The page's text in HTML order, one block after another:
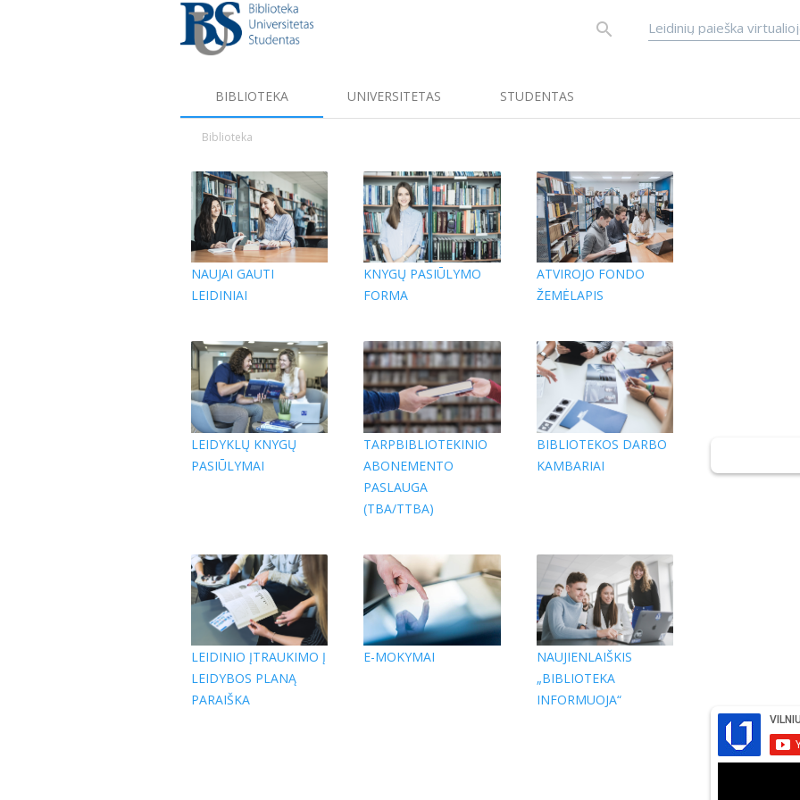
search Leidinių paieška
BIBLIOTEKA UNIVERSITETAS STUDENTAS
Biblioteka
NAUJAI GAUTI
LEIDINIAI
KNYGŲ PASIŪLYMO
FORMA
ATVIROJO FONDO
ŽEMĖLAPIS
LEIDYKLŲ KNYGŲ
PASIŪLYMAI
TARPBIBLIOTEKINIO
ABONEMENTO
PASLAUGA
(TBA/TTBA)
BIBLIOTEKOS DARBO
KAMBARIAI
LEIDINIO ĮTRAUKIMO Į
LEIDYBOS PLANĄ
PARAIŠKA
E-MOKYMAI
NAUJIENLAIŠKIS
„BIBLIOTEKA
INFORMUOJA“